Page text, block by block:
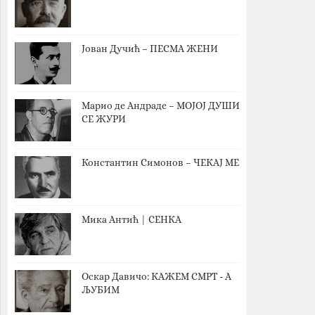
Јован Дучић – ПЕСМА ЖЕНИ
Марио де Андраде – МОЈОЈ ДУШИ
СЕ ЖУРИ
Константин Симонов – ЧЕКАЈ МЕ
Мика Антић | СЕНКА
Оскар Давичо‎: КАЖЕМ СМРТ - А
ЉУБИМ